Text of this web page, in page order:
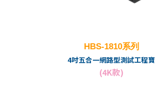
HBS-1810系列
4吋五合一網路型測試工程寶
(4K款)